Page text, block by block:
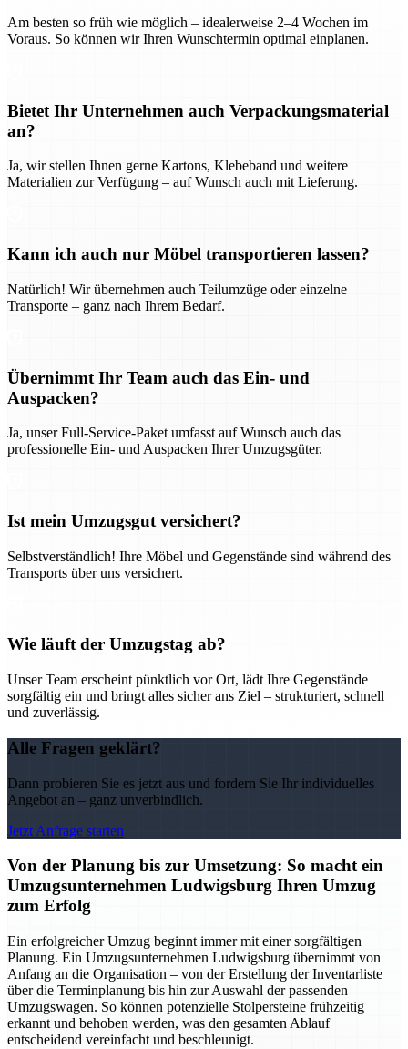
Am besten so früh wie möglich – idealerweise 2–4 Wochen im
Voraus. So können wir Ihren Wunschtermin optimal einplanen.
Bietet Ihr Unternehmen auch Verpackungsmaterial
an?
Ja, wir stellen Ihnen gerne Kartons, Klebeband und weitere
Materialien zur Verfügung – auf Wunsch auch mit Lieferung.
Kann ich auch nur Möbel transportieren lassen?
Natürlich! Wir übernehmen auch Teilumzüge oder einzelne
Transporte – ganz nach Ihrem Bedarf.
Übernimmt Ihr Team auch das Ein- und
Auspacken?
Ja, unser Full-Service-Paket umfasst auf Wunsch auch das
professionelle Ein- und Auspacken Ihrer Umzugsgüter.
Ist mein Umzugsgut versichert?
Selbstverständlich! Ihre Möbel und Gegenstände sind während des
Transports über uns versichert.
Wie läuft der Umzugstag ab?
Unser Team erscheint pünktlich vor Ort, lädt Ihre Gegenstände
sorgfältig ein und bringt alles sicher ans Ziel – strukturiert, schnell
und zuverlässig.
Alle Fragen geklärt?
Dann probieren Sie es jetzt aus und fordern Sie Ihr individuelles
Angebot an – ganz unverbindlich.
Jetzt Anfrage starten
Von der Planung bis zur Umsetzung: So macht ein
Umzugsunternehmen Ludwigsburg Ihren Umzug
zum Erfolg
Ein erfolgreicher Umzug beginnt immer mit einer sorgfältigen
Planung. Ein Umzugsunternehmen Ludwigsburg übernimmt von
Anfang an die Organisation – von der Erstellung der Inventarliste
über die Terminplanung bis hin zur Auswahl der passenden
Umzugswagen. So können potenzielle Stolpersteine frühzeitig
erkannt und behoben werden, was den gesamten Ablauf
entscheidend vereinfacht und beschleunigt.